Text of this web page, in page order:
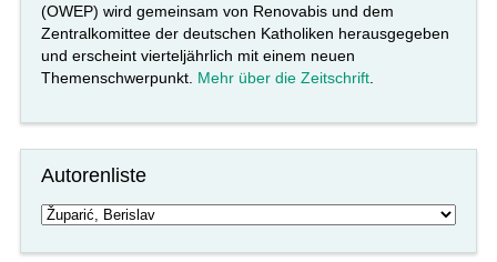
(OWEP) wird gemeinsam von Renovabis und dem
Zentralkomittee der deutschen Katholiken herausgegeben
und erscheint vierteljährlich mit einem neuen
Themenschwerpunkt. Mehr über die Zeitschrift
Autorenliste